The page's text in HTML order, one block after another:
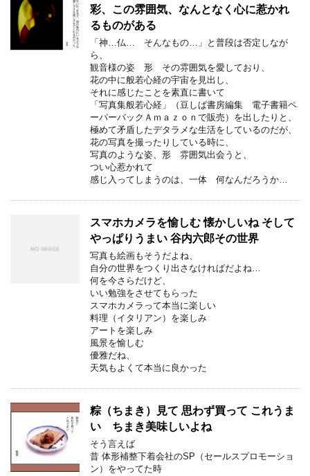
彩、この雰囲気、なんとなく心に惹かれ
るものがある
「神…仏… そんなもの…」と普段は否定しなが
ら、
観音様の姿 形 その雰囲気を愛しており、
花の中に般若心経の宇宙を見出し、
それに感じたことを素直に書いて
「写真集般若心経」（豆しば書房編集 電子書籍ペ
ーパーバックＡｍａｚｏｎで販売）を出したりと、
極めて矛盾したデタラメな生活をしているのだが、
花の写真を撮ったりしている時に、
写真のような姿、形 雰囲気出会うと、
つい心惹かれて
感じ入ってしまうのは、一体 何なんだろうか…
スマホカメラを愉しむ 懐かしいね そして
やっぱりうまい 谷内六郎その世界
写真も絵画もそうだよね、
自分の世界をつくり出さなければだよね…
何を今さらだけど、
いい勉強をさせてもらった
スマホカメラって本当に楽しい
料理（イタリアン）を楽しみ
アートを楽しみ
風景を愉しむ
優雅だね、
天気もよくて本当に良かった
粽（ちまき）見て 思わず買って これうま
い ちまき美味しいよね
そう言えば
昔 体形補整下着会社のSP（セールスプロモーショ
ン）をやってた時